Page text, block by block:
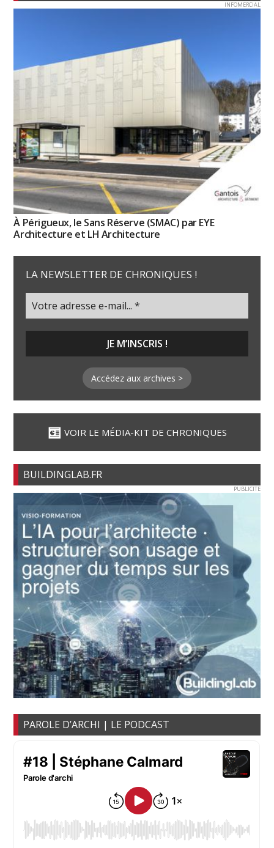
INFOMERCIAL
À Périgueux, le Sans Réserve (SMAC) par EYE
Architecture et LH Architecture
LA NEWSLETTER DE CHRONIQUES !
Accédez aux archives >
VOIR LE MÉDIA-KIT DE CHRONIQUES
BUILDINGLAB.FR
PUBLICITE
PAROLE D’ARCHI | LE PODCAST